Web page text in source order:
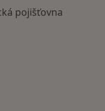
pojišťovna